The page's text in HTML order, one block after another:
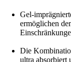
Gel-
ermöglichen
Die
ultra absorbiert